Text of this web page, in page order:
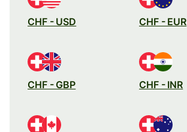
CHF - USD CHF - EUR
CHF - GBP CHF - INR